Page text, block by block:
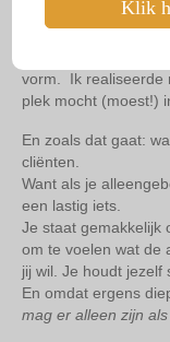
verbouwen, druk
vorm. Ik realiseerde
plek mocht (moest!)
En zoals dat gaat:
cliënten.
Want als je
een lastig iets.
Je staat gemakkelijk
om te voelen wat de
jij wil. Je houdt jezelf
En omdat ergens
mag er alleen zijn
Klik